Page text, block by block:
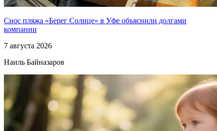
Снос пляжа «Берег Солнце» в Уфе объяснили долгами
компании
7 августа 2026
Наиль Байназаров